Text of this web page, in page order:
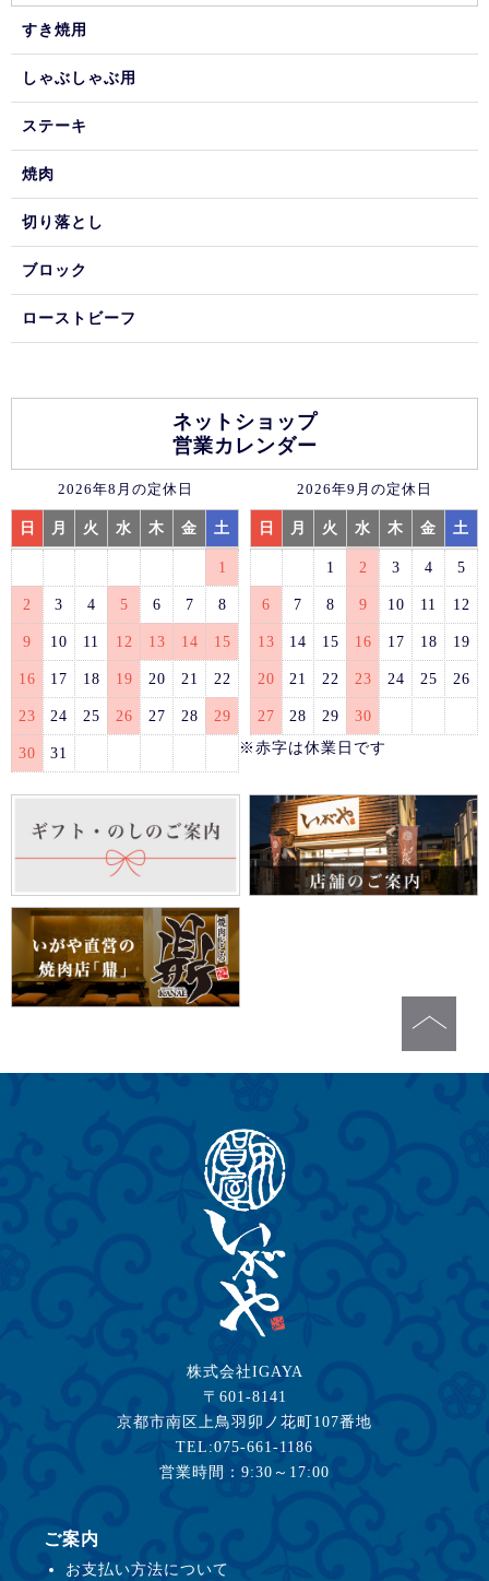
すき焼用
しゃぶしゃぶ用
ステーキ
焼肉
切り落とし
ブロック
ローストビーフ
ネットショップ
営業カレンダー
2026年8月の定休日
日 月 火 水 木 金 土
1
2 3 4 5 6 7 8
9 10 11 12 13 14 15
16 17 18 19 20 21 22
23 24 25 26 27 28 29
30 31
2026年9月の定休日
日 月 火 水 木 金 土
1 2 3 4 5
6 7 8 9 10 11 12
13 14 15 16 17 18 19
20 21 22 23 24 25 26
27 28 29
30
※赤字は休業日です
株式会社IGAYA
〒601-8141
京都市南区上鳥羽卯ノ花町107番地
TEL:075-661-1186
営業時間：9:30～17:00
ご案内
お支払い方法について